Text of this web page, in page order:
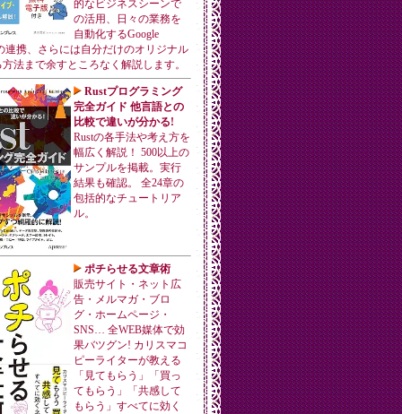
的なビジネスシーンで
の活用、日々の業務を
自動化するGoogle
連携、さらには自分だけのオリジナル
法まで余すところなく解説します。
Rustプログラミング
完全ガイド 他言語との
比較で違いが分かる!
Rustの各手法や考え方を
幅広く解説！ 500以上の
サンプルを掲載。実行
結果も確認。 全24章の
包括的なチュートリア
ル。
ポチらせる文章術
販売サイト・ネット広
告・メルマガ・ブロ
グ・ホームページ・
SNS… 全WEB媒体で効
果バツグン! カリスマコ
ピーライターが教える
「見てもらう」「買っ
てもらう」「共感して
もらう」すべてに効く